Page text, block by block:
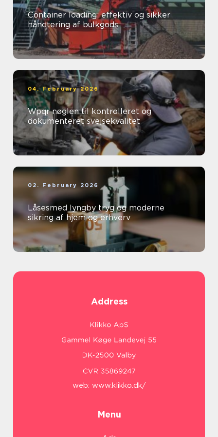
Container loading: effektiv og sikker
håndtering af bulkgods
04. February 2026
Wpqr nøglen til kontrolleret og
dokumenteret svejsekvalitet
02. February 2026
Låsesmed lyngby tryg og moderne
sikring af hjem og erhverv
Address
web: www.klikko.dk/
Menu